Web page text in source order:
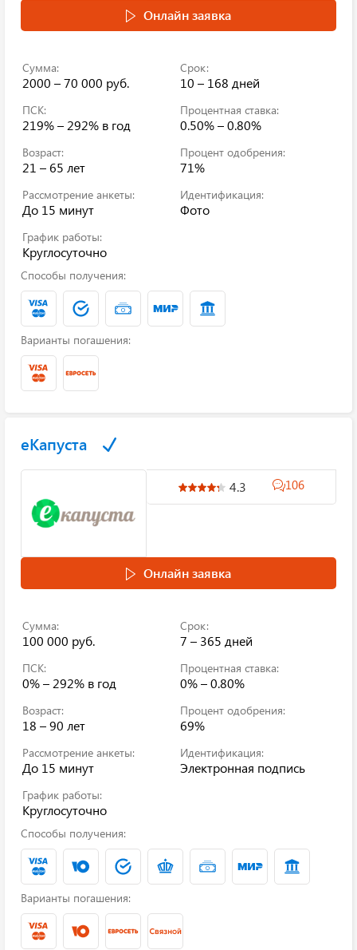
Онлайн заявка
Сумма:
2000 – 70 000 руб.
Срок:
10 – 168 дней
ПСК:
219% – 292% в год
Процентная ставка:
0.50% – 0.80%
Возраст:
21 – 65 лет
Процент одобрения:
71%
Рассмотрение анкеты:
До 15 минут
Идентификация:
Фото
График работы:
Круглосуточно
Способы получения:
Варианты погашения:
еКапуста
4.3 106
Онлайн заявка
Сумма:
100 000 руб.
Срок:
7 – 365 дней
ПСК:
0% – 292% в год
Процентная ставка:
0% – 0.80%
Возраст:
18 – 90 лет
Процент одобрения:
69%
Рассмотрение анкеты:
До 15 минут
Идентификация:
Электронная подпись
График работы:
Круглосуточно
Способы получения:
Варианты погашения: